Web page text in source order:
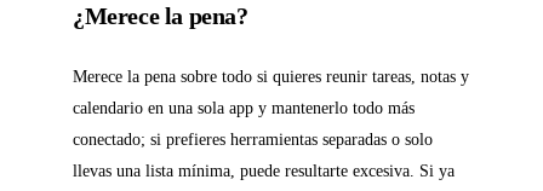
¿Merece la pena?
Merece la pena sobre todo si quieres reunir tareas, notas y
calendario en una sola app y mantenerlo todo más
conectado; si prefieres herramientas separadas o solo
llevas una lista mínima, puede resultarte excesiva. Si ya